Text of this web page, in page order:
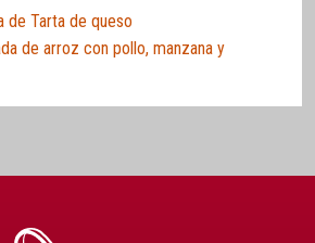
de Tarta de queso
de arroz con pollo, manzana y